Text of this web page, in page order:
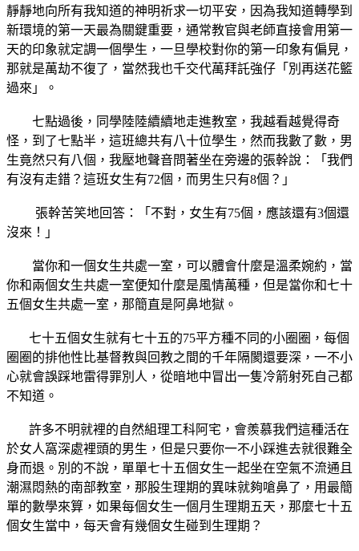
靜靜地向所有我知道的神明祈求一切平安，因為我知道轉學到
新環境的第一天最為關鍵重要，通常教官與老師直接會用第一
天的印象就定調一個學生，一旦學校對你的第一印象有偏見，
那就是萬劫不復了，當然我也千交代萬拜託強仔「別再送花籃
過來」。
七點過後，同學陸陸續續地走進教室，我越看越覺得奇
怪，到了七點半，這班總共有八十位學生，然而我數了數，男
生竟然只有八個，我壓地聲音問著坐在旁邊的張幹說：「我們
有沒有走錯？這班女生有72個，而男生只有8個？」
張幹苦笑地回答：「不對，女生有75個，應該還有3個還
沒來！」
當你和一個女生共處一室，可以體會什麼是溫柔婉約，當
你和兩個女生共處一室便知什麼是風情萬種，但是當你和七十
五個女生共處一室，那簡直是阿鼻地獄。
七十五個女生就有七十五的75平方種不同的小圈圈，每個
圈圈的排他性比基督教與回教之間的千年隔閡還要深，一不小
心就會誤踩地雷得罪別人，從暗地中冒出一隻冷箭射死自己都
不知道。
許多不明就裡的自然組理工科阿宅，會羨慕我們這種活在
於女人窩深處裡頭的男生，但是只要你一不小踩進去就很難全
身而退。別的不說，單單七十五個女生一起坐在空氣不流通且
潮濕悶熱的南部教室，那股生理期的異味就夠嗆鼻了，用最簡
單的數學來算，如果每個女生一個月生理期五天，那麼七十五
個女生當中，每天會有幾個女生碰到生理期？